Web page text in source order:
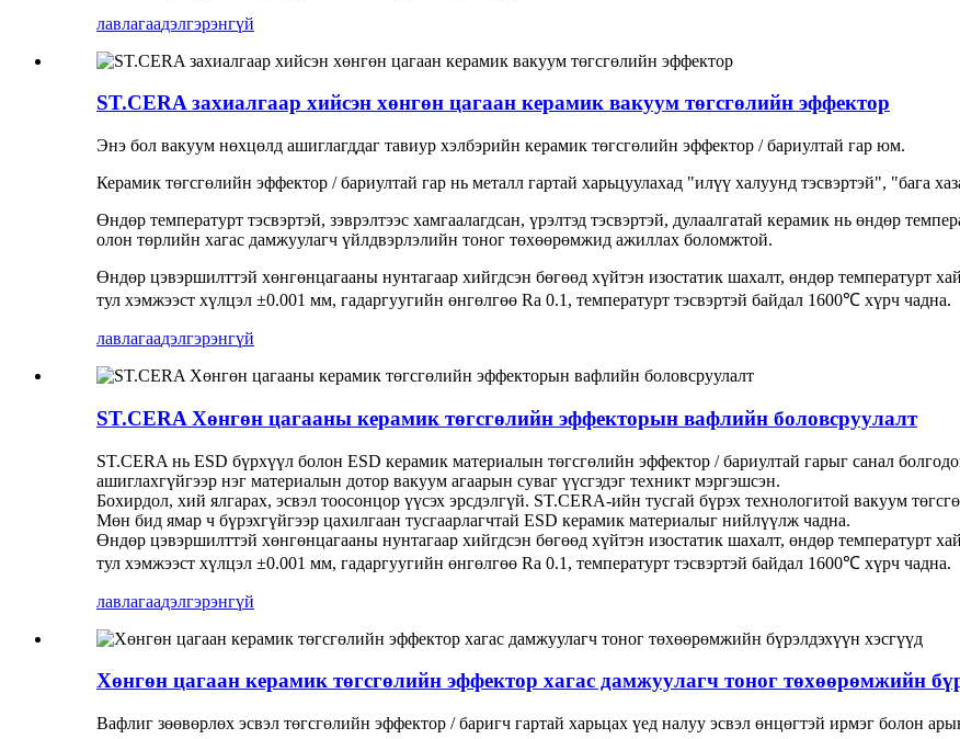
лавлагаадэлгэрэнгүй
ST.CERA захиалгаар хийсэн хөнгөн цагаан керамик вакуум төгсгөлийн эффектор
Энэ бол вакуум нөхцөлд ашиглагддаг тавиур хэлбэрийн керамик төгсгөлийн эффектор / бариултай гар юм.
Керамик төгсгөлийн эффектор / бариултай гар нь металл гартай харьцуулахад "илүү халуунд тэсвэртэй", "бага
Өндөр температурт тэсвэртэй, зэврэлтээс хамгаалагдсан, үрэлтэд тэсвэртэй, дулаалгатай керамик нь өндөр
олон төрлийн хагас дамжуулагч үйлдвэрлэлийн тоног төхөөрөмжид ажиллах боломжтой.
Өндөр цэвэршилттэй хөнгөнцагааны нунтагаар хийгдсэн бөгөөд хүйтэн изостатик шахалт, өндөр температурт
тул хэмжээст хүлцэл ±0.001 мм, гадаргуугийн өнгөлгөө Ra 0.1, температурт тэсвэртэй байдал 1600℃ хүрч чадна.
лавлагаадэлгэрэнгүй
ST.CERA Хөнгөн цагааны керамик төгсгөлийн эффекторын вафлийн боловсруулалт
ST.CERA нь ESD бүрхүүл болон ESD керамик материалын төгсгөлийн эффектор / бариултай гарыг санал
ашиглахгүйгээр нэг материалын дотор вакуум агаарын суваг үүсгэдэг техникт мэргэшсэн.
Бохирдол, хий ялгарах, эсвэл тоосонцор үүсэх эрсдэлгүй. ST.CERA-ийн тусгай бүрэх технологитой вакуум
Мөн бид ямар ч бүрэхгүйгээр цахилгаан тусгаарлагчтай ESD керамик материалыг нийлүүлж чадна.
Өндөр цэвэршилттэй хөнгөнцагааны нунтагаар хийгдсэн бөгөөд хүйтэн изостатик шахалт, өндөр температурт
тул хэмжээст хүлцэл ±0.001 мм, гадаргуугийн өнгөлгөө Ra 0.1, температурт тэсвэртэй байдал 1600℃ хүрч чадна.
лавлагаадэлгэрэнгүй
Хөнгөн цагаан керамик төгсгөлийн эффектор хагас дамжуулагч тоног төхөөрөмжийн
Вафлиг зөөвөрлөх эсвэл төгсгөлийн эффектор / баригч гартай харьцах үед налуу эсвэл өнцөгтэй ирмэг болон